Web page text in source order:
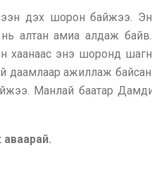
дэх шорон байжээ.
алтан амиа алдаж
хаанаас энэ шоронд
ажиллаж
Манлай баатар